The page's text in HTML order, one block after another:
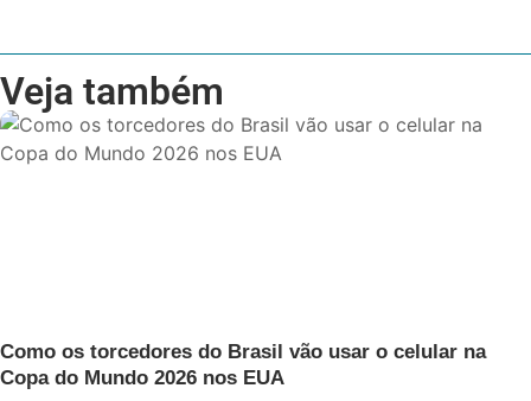
Veja também
Como os torcedores do Brasil vão usar o celular na
Copa do Mundo 2026 nos EUA